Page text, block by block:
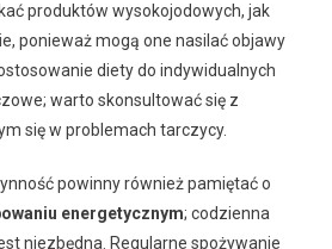
produktów wysokojodowych, jak
ponieważ mogą one nasilać objawy
diety do indywidualnych
warto skonsultować się z
się w problemach tarczycy.
powinny również pamiętać o
energetycznym; codzienna
niezbędna. Regularne spożywanie